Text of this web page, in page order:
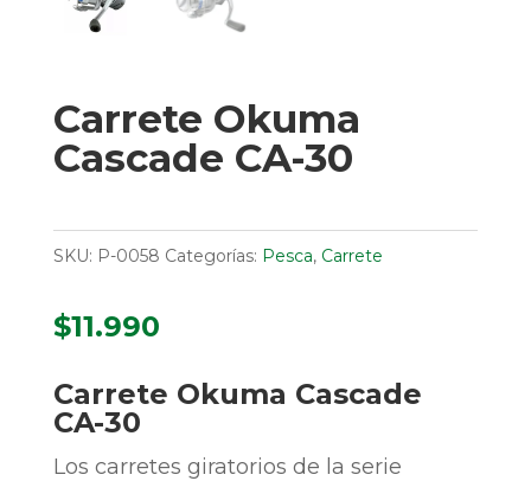
Carrete Okuma
Cascade CA-30
SKU: P-0058 Categorías: Pesca, Carrete
$11.990
Carrete Okuma Cascade
CA-30
Los carretes giratorios de la serie